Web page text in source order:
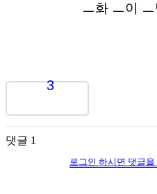
ㅡ화 ㅡ이 ㅡ
3
댓글 1
로그인 하시면 댓글